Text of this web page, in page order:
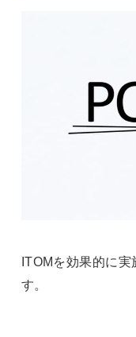
ITOMを効果的に
す。